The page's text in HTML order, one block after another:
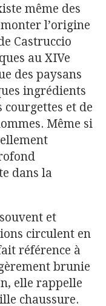
même des
l’origine
Castruccio
au XIVe
des paysans
ingrédients
et de
Même si
dans la
et
circulent en
référence à
brunie
elle rappelle
chaussure.